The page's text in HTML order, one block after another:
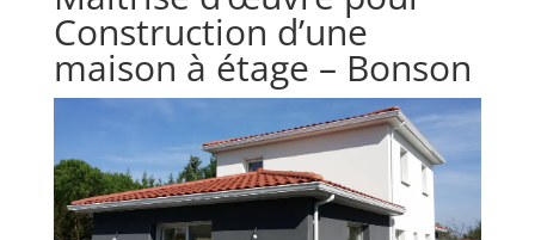
Construction d’une
maison à étage – Bonson